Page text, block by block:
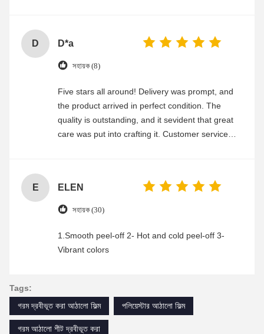
D D*a
সহায়ক (8)
Five stars all around! Delivery was prompt, and
the product arrived in perfect condition. The
quality is outstanding, and it sevident that great
care was put into crafting it. Customer service
E ELEN
সহায়ক (30)
1.Smooth peel-off 2- Hot and cold peel-off 3-
Vibrant colors
Tags:
গরম দ্রবীভূত করা আঠালো ফিল্ম
পলিয়েস্টার আঠালো ফিল্ম
গরম আঠালো শীট দ্রবীভূত করা